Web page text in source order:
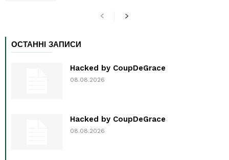
ОСТАННІ ЗАПИСИ
Hacked by CoupDeGrace
08.08.2026
Hacked by CoupDeGrace
08.08.2026